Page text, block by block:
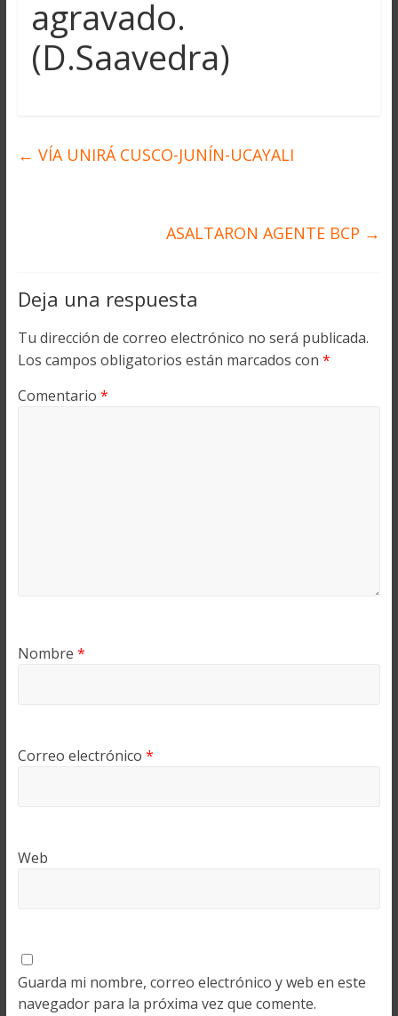
agravado.
(D.Saavedra)
← VÍA UNIRÁ CUSCO-JUNÍN-UCAYALI
ASALTARON AGENTE BCP →
Deja una respuesta
Tu dirección de correo electrónico no será publicada.
Los campos obligatorios están marcados con *
Comentario *
Nombre *
Correo electrónico *
Web
Guarda mi nombre, correo electrónico y web en este
navegador para la próxima vez que comente.